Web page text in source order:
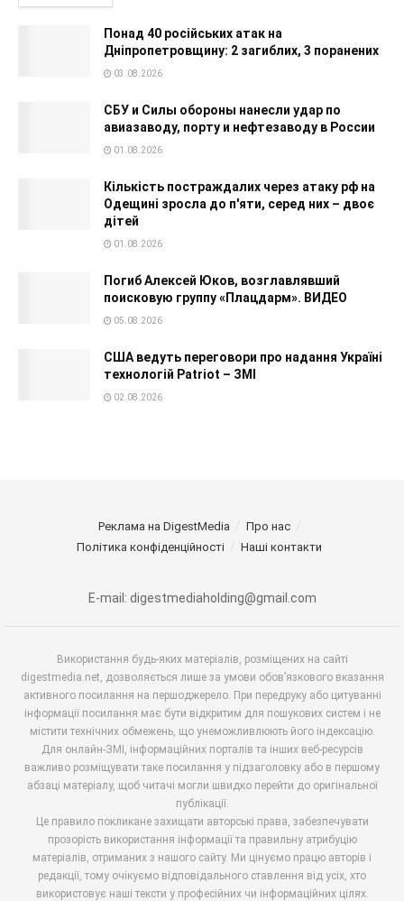
Понад 40 російських атак на
Дніпропетровщину: 2 загиблих, 3 поранених
03.08.2026
СБУ и Силы обороны нанесли удар по
авиазаводу, порту и нефтезаводу в России
01.08.2026
Кількість постраждалих через атаку рф на
Одещині зросла до п'яти, серед них – двоє
дітей
01.08.2026
Погиб Алексей Юков, возглавлявший
поисковую группу «Плацдарм». ВИДЕО
05.08.2026
США ведуть переговори про надання Україні
технологій Patriot – ЗМІ
02.08.2026
Реклама на DigestMedia
Про нас
Політика конфіденційності
Наші контакти
E-mail: digestmediaholding@gmail.com
Використання будь-яких матеріалів, розміщених на сайті
digestmedia.net, дозволяється лише за умови обов’язкового вказання
активного посилання на першоджерело. При передруку або цитуванні
інформації посилання має бути відкритим для пошукових систем і не
містити технічних обмежень, що унеможливлюють його індексацію.
Для онлайн-ЗМІ, інформаційних порталів та інших веб-ресурсів
важливо розміщувати таке посилання у підзаголовку або в першому
абзаці матеріалу, щоб читачі могли швидко перейти до оригінальної
публікації.
Це правило покликане захищати авторські права, забезпечувати
прозорість використання інформації та правильну атрибуцію
матеріалів, отриманих з нашого сайту. Ми цінуємо працю авторів і
редакції, тому очікуємо відповідального ставлення від усіх, хто
використовує наші тексти у професійних чи інформаційних цілях.